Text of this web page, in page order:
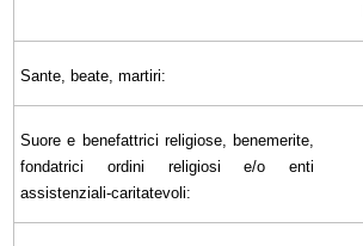
Sante, beate, martiri:
Suore e benefattrici religiose, benemerite,
fondatrici ordini religiosi e/o enti
assistenziali-caritatevoli: